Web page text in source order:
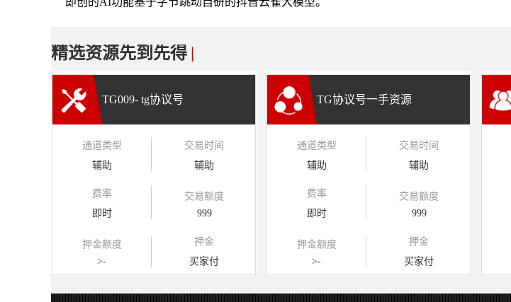
精选资源先到先得 |
TG009- tg协议号
通道类型
辅助
交易时间
辅助
费率
即时
交易额度
999
押金额度
>-
押金
买家付
TG协议号一手资源
通道类型
辅助
交易时间
辅助
费率
即时
交易额度
999
押金额度
>-
押金
买家付